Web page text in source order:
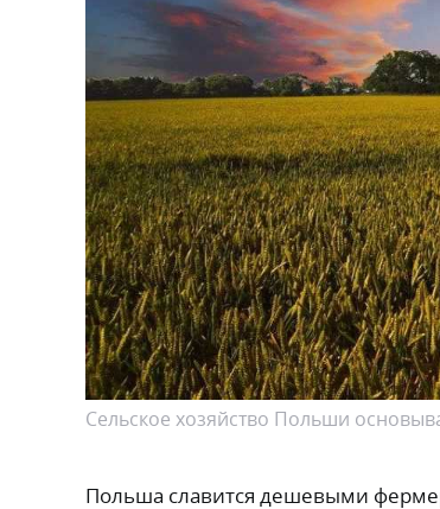
Сельское хозяйство Польши
Польша славится дешевыми